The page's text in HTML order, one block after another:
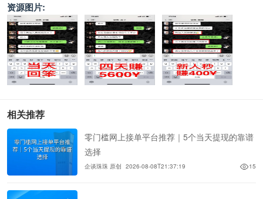
资源图片:
相关推荐
零门槛网上接单平台推荐｜5个当天提现的靠谱
选择
企谈珠珠 原创 2026-08-08T21:37:19 15